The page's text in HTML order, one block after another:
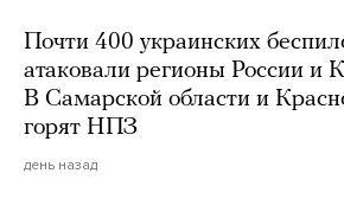
Почти 400 украинских
атаковали регионы России и
В Самарской области и
горят НПЗ
день назад